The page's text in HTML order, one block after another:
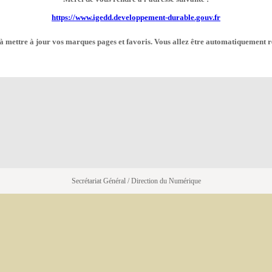
https://www.igedd.developpement-durable.gouv.fr
à mettre à jour vos marques pages et favoris. Vous allez être automatiquement
Secrétariat Général / Direction du Numérique